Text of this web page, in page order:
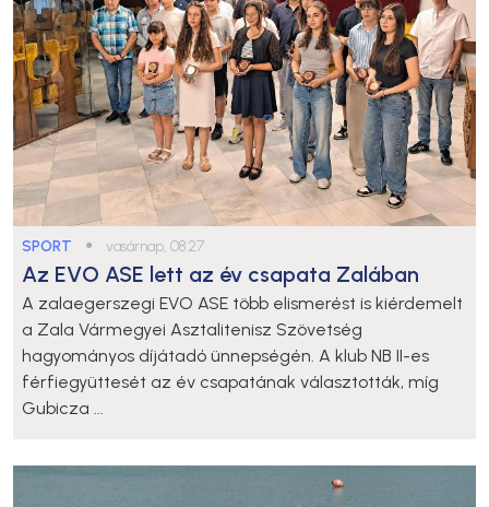
SPORT ● vasárnap, 08:27
Az EVO ASE lett az év csapata Zalában
A zalaegerszegi EVO ASE több elismerést is kiérdemelt
a Zala Vármegyei Asztalitenisz Szövetség
hagyományos díjátadó ünnepségén. A klub NB II-es
férfiegyüttesét az év csapatának választották, míg
Gubicza ...